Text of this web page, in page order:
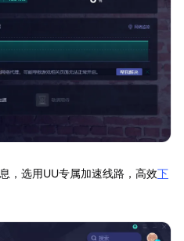
，选用UU专属加速线路，高效下